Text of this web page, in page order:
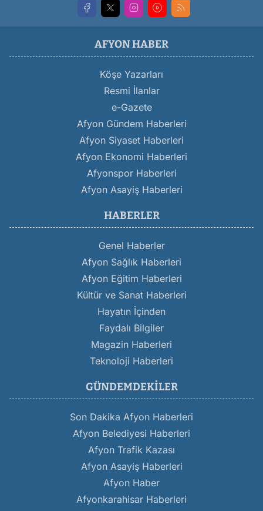
AFYON HABER
Köşe Yazarları
Resmi İlanlar
e-Gazete
Afyon Gündem Haberleri
Afyon Siyaset Haberleri
Afyon Ekonomi Haberleri
Afyonspor Haberleri
Afyon Asayiş Haberleri
HABERLER
Genel Haberler
Afyon Sağlık Haberleri
Afyon Eğitim Haberleri
Kültür ve Sanat Haberleri
Hayatın İçinden
Faydalı Bilgiler
Magazin Haberleri
Teknoloji Haberleri
GÜNDEMDEKILER
Son Dakika Afyon Haberleri
Afyon Belediyesi Haberleri
Afyon Trafik Kazası
Afyon Asayiş Haberleri
Afyon Haber
Afyonkarahisar Haberleri